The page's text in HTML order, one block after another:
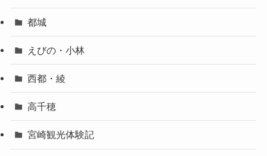
都城
えびの・小林
西都・綾
高千穂
宮崎観光体験記